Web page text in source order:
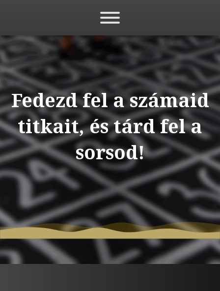
Fedezd fel a számaid
titkait, és tárd fel a
sorsod!